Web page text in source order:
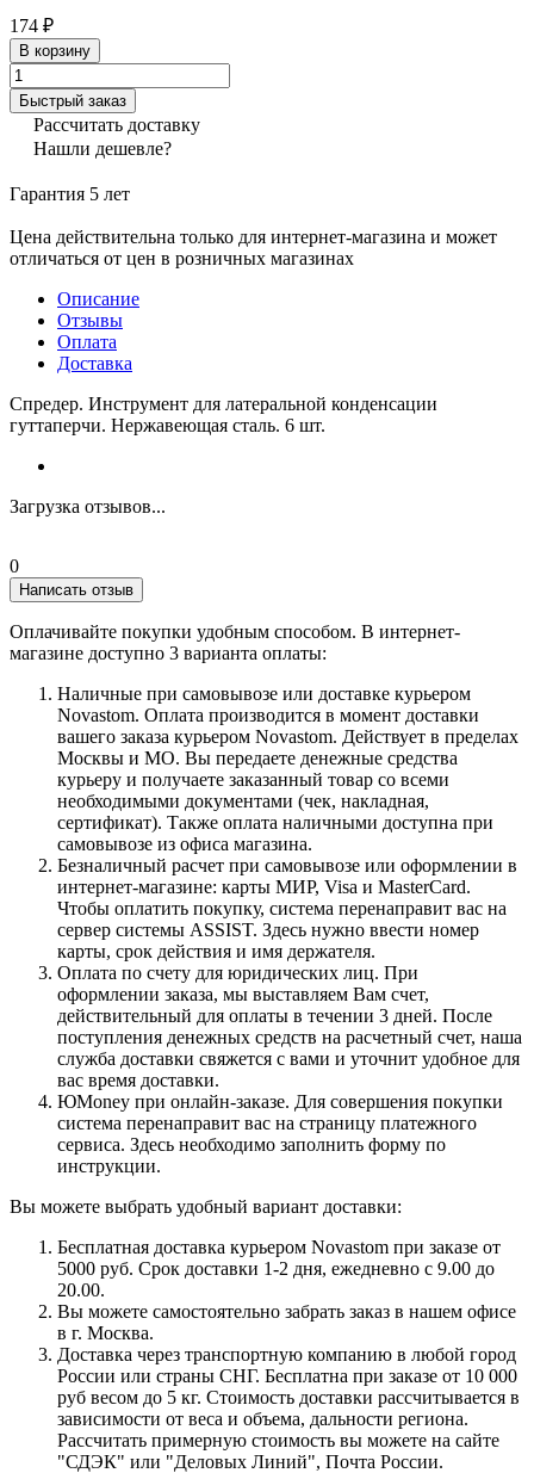
174 ₽
В корзину
Быстрый заказ
Рассчитать доставку
Нашли дешевле?
Гарантия 5 лет
Цена действительна только для интернет-магазина и может
отличаться от цен в розничных магазинах
Описание
Отзывы
Оплата
Доставка
Спредер. Инструмент для латеральной конденсации
гуттаперчи. Нержавеющая сталь. 6 шт.
Загрузка отзывов...
0
Написать отзыв
Оплачивайте покупки удобным способом. В интернет-
магазине доступно 3 варианта оплаты:
Наличные при самовывозе или доставке курьером
Novastom. Оплата производится в момент доставки
вашего заказа курьером Novastom. Действует в пределах
Москвы и МО. Вы передаете денежные средства
курьеру и получаете заказанный товар со всеми
необходимыми документами (чек, накладная,
сертификат). Также оплата наличными доступна при
самовывозе из офиса магазина.
Безналичный расчет при самовывозе или оформлении в
интернет-магазине: карты МИР, Visa и MasterCard.
Чтобы оплатить покупку, система перенаправит вас на
сервер системы ASSIST. Здесь нужно ввести номер
карты, срок действия и имя держателя.
Оплата по счету для юридических лиц. При
оформлении заказа, мы выставляем Вам счет,
действительный для оплаты в течении 3 дней. После
поступления денежных средств на расчетный счет, наша
служба доставки свяжется с вами и уточнит удобное для
вас время доставки.
ЮMoney при онлайн-заказе. Для совершения покупки
система перенаправит вас на страницу платежного
сервиса. Здесь необходимо заполнить форму по
инструкции.
Вы можете выбрать удобный вариант доставки:
Бесплатная доставка курьером Novastom при заказе от
5000 руб. Срок доставки 1-2 дня, ежедневно с 9.00 до
20.00.
Вы можете самостоятельно забрать заказ в нашем офисе
в г. Москва.
Доставка через транспортную компанию в любой город
России или страны СНГ. Бесплатна при заказе от 10 000
руб весом до 5 кг. Стоимость доставки рассчитывается в
зависимости от веса и объема, дальности региона.
Рассчитать примерную стоимость вы можете на сайте
"СДЭК" или "Деловых Линий", Почта России.